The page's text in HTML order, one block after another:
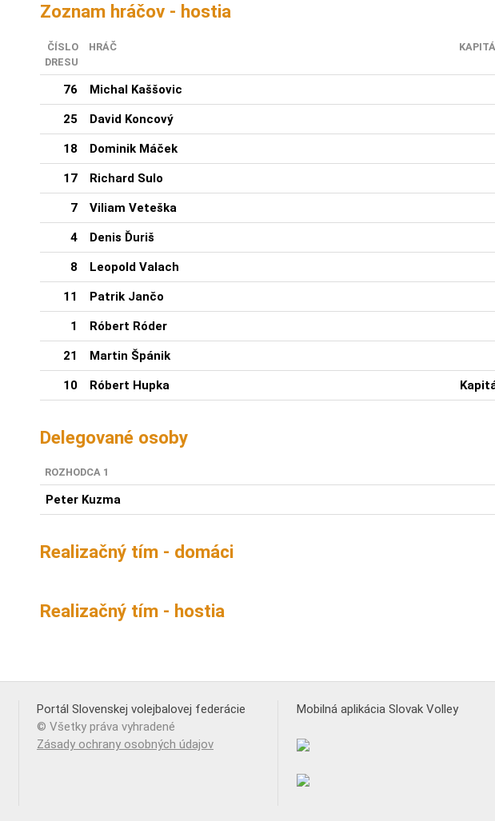
Zoznam hráčov - hostia
ČÍSLO
DRESU
HRÁČ
76 Michal Kaššovic
25 David Koncový
18 Dominik Máček
17 Richard Sulo
7 Viliam Veteška
4 Denis Ďuriš
8 Leopold Valach
11 Patrik Jančo
1 Róbert Róder
21 Martin Špánik
10 Róbert Hupka
Delegované osoby
ROZHODCA 1
Peter Kuzma
Realizačný tím - domáci
Realizačný tím - hostia
Portál Slovenskej volejbalovej federácie
© Všetky práva vyhradené
Zásady ochrany osobných údajov
Mobilná aplikácia Slovak Volley